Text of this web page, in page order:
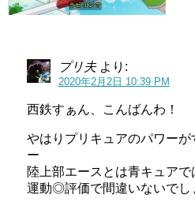
プリ夫 より:
2020年2月2日 10:39 PM
西鉄すぁん、こんばんわ！
やはりプリキュアのパワー
ー
陸上部エースとは青キュアで
運動◎評価で間違いないでし